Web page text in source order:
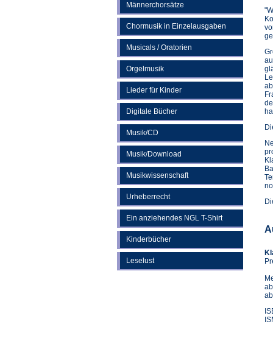
Männerchorsätze
Chormusik in Einzelausgaben
Musicals / Oratorien
Orgelmusik
Lieder für Kinder
Digitale Bücher
Musik/CD
Musik/Download
Musikwissenschaft
Urheberrecht
Ein anziehendes NGL T-Shirt
Kinderbücher
Leselust